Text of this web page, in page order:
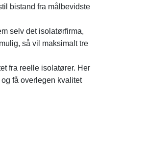
bistand fra målbevidste
selv det isolatørfirma,
så vil maksimalt tre
fra reelle isolatører. Her
få overlegen kvalitet